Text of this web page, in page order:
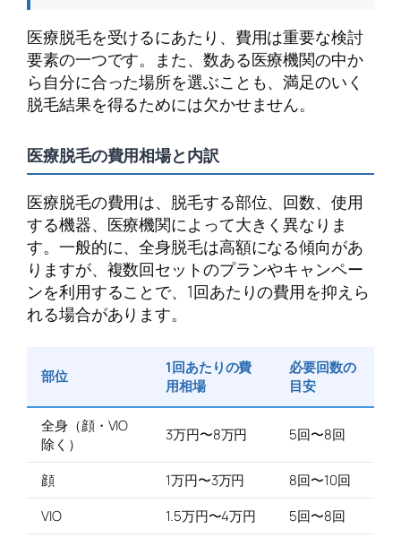
医療脱毛を受けるにあたり、費用は重要な検討
要素の一つです。また、数ある医療機関の中か
ら自分に合った場所を選ぶことも、満足のいく
脱毛結果を得るためには欠かせません。
医療脱毛の費用相場と内訳
医療脱毛の費用は、脱毛する部位、回数、使用
する機器、医療機関によって大きく異なりま
す。一般的に、全身脱毛は高額になる傾向があ
りますが、複数回セットのプランやキャンペー
ンを利用することで、1回あたりの費用を抑えら
れる場合があります。
部位
1回あたりの費
用相場
必要回数の
目安
全身（顔・VIO
除く）
3万円〜8万円 5回〜8回
顔 1万円〜3万円
8回〜10回
VIO
1.5万円〜4万円 5回〜8回